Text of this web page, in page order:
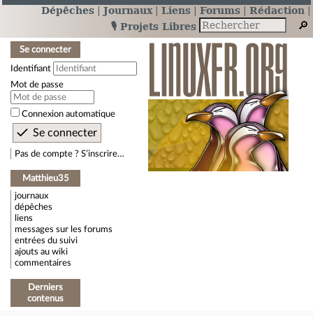
Dépêches Journaux Liens Forums
Rédaction
🎙️ Projets Libres
Se connecter
Identifiant
Mot de passe
Connexion automatique
Pas de compte ? S’inscrire…
Matthieu35
journaux
dépêches
liens
messages sur les forums
entrées du suivi
ajouts au wiki
commentaires
Derniers
contenus